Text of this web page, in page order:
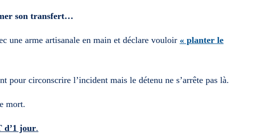
son transfert…
une arme artisanale en main et déclare vouloir « planter le
pour circonscrire l’incident mais le détenu ne s’arrête pas là.
mort.
d’1 jour.